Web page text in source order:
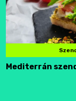
Mediterrán